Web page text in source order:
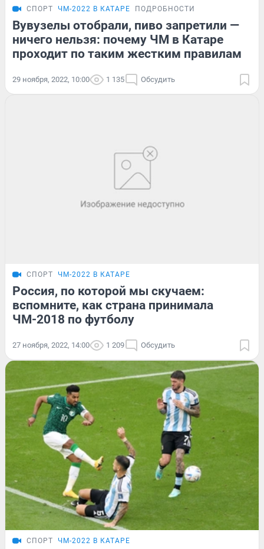
СПОРТ ЧМ-2022 В КАТАРЕ ПОДРОБНОСТИ
Вувузелы отобрали, пиво запретили —
ничего нельзя: почему ЧМ в Катаре
проходит по таким жестким правилам
29 ноября, 2022, 10:00 1 135 Обсудить
СПОРТ ЧМ-2022 В КАТАРЕ
Россия, по которой мы скучаем:
вспомните, как страна принимала
ЧМ-2018 по футболу
27 ноября, 2022, 14:00 1 209 Обсудить
СПОРТ ЧМ-2022 В КАТАРЕ